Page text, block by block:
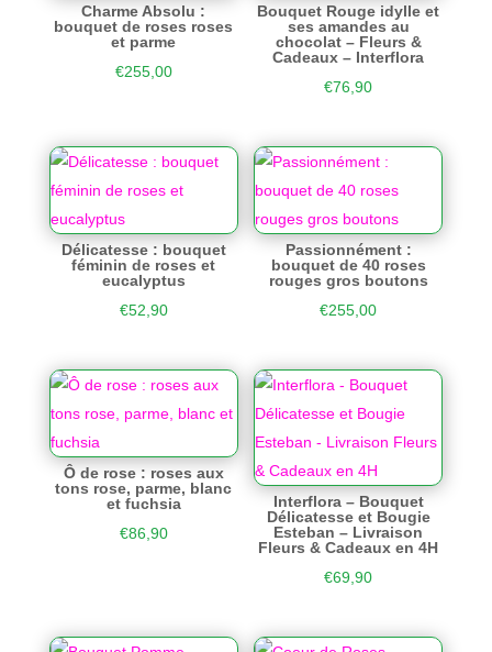
Charme Absolu :
bouquet de roses roses
et parme
€255,00
Bouquet Rouge idylle et
ses amandes au
chocolat – Fleurs &
Cadeaux – Interflora
€76,90
Délicatesse : bouquet
féminin de roses et
eucalyptus
€52,90
Passionnément :
bouquet de 40 roses
rouges gros boutons
€255,00
Ô de rose : roses aux
tons rose, parme, blanc
et fuchsia
€86,90
Interflora – Bouquet
Délicatesse et Bougie
Esteban – Livraison
Fleurs & Cadeaux en 4H
€69,90